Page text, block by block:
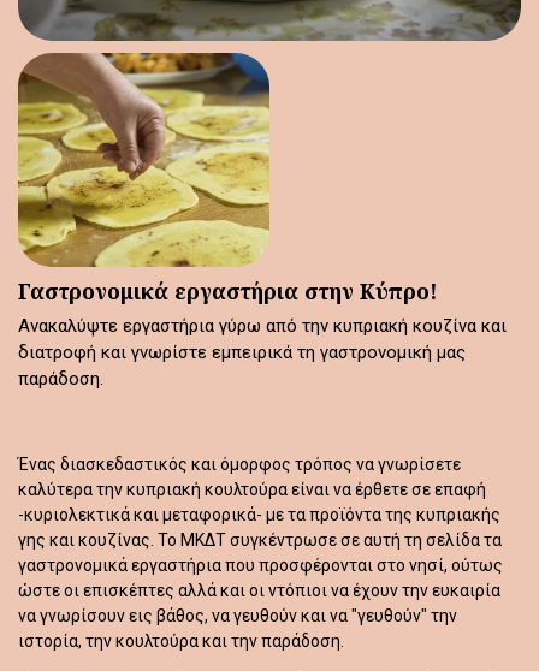
Γαστρονομικά εργαστήρια στην Κύπρο!
Ανακαλύψτε εργαστήρια γύρω από την κυπριακή κουζίνα και
διατροφή και γνωρίστε εμπειρικά τη γαστρονομική μας
παράδοση.
Ένας διασκεδαστικός και όμορφος τρόπος να γνωρίσετε
καλύτερα την κυπριακή κουλτούρα είναι να έρθετε σε επαφή
-κυριολεκτικά και μεταφορικά- με τα προϊόντα της κυπριακής
γης και κουζίνας. Το ΜΚΔΤ συγκέντρωσε σε αυτή τη σελίδα τα
γαστρονομικά εργαστήρια που προσφέρονται στο νησί, ούτως
ώστε οι επισκέπτες αλλά και οι ντόπιοι να έχουν την ευκαιρία
να γνωρίσουν εις βάθος, να γευθούν και να "γευθούν" την
ιστορία, την κουλτούρα και την παράδοση.